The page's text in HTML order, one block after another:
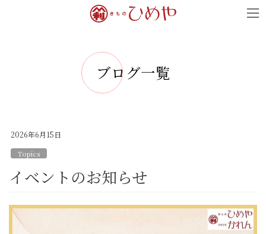
ブログ一覧
2026年6月15日
Topics
イベントのお知らせ